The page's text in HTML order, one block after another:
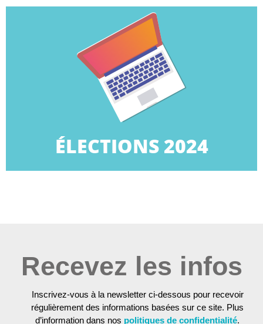
ÉLECTIONS 2024
ÉLECTIONS 2024
Retrouvez dans cette rubrique tous les éléments de
la campagne des élections professionnelles dans les
TPE.
CLIQUEZ ICI
Recevez les infos
Inscrivez-vous à la newsletter ci-dessous pour recevoir
régulièrement des informations basées sur ce site. Plus
d’information dans nos politiques de confidentialité.